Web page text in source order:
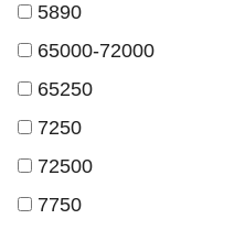
5890
65000-72000
65250
7250
72500
7750